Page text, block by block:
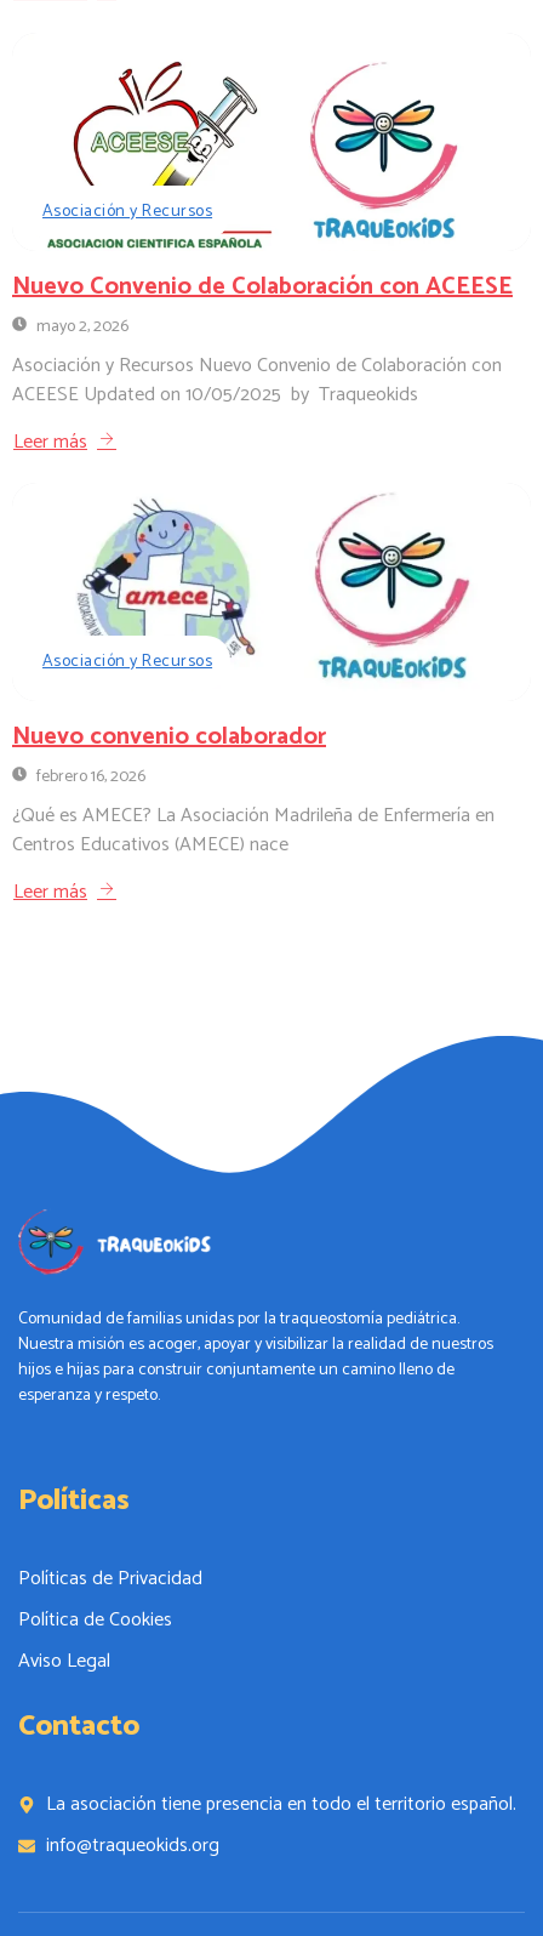
Asociación y Recursos
Nuevo Convenio de Colaboración con ACEESE
mayo 2, 2026
Asociación y Recursos Nuevo Convenio de Colaboración con
ACEESE Updated on 10/05/2025 by Traqueokids
Leer más
Asociación y Recursos
Nuevo convenio colaborador
febrero 16, 2026
¿Qué es AMECE? La Asociación Madrileña de Enfermería en
Centros Educativos (AMECE) nace
Leer más
Comunidad de familias unidas por la traqueostomía pediátrica.
Nuestra misión es acoger, apoyar y visibilizar la realidad de nuestros
hijos e hijas para construir conjuntamente un camino lleno de
esperanza y respeto.
Políticas
Políticas de Privacidad
Política de Cookies
Aviso Legal
Contacto
La asociación tiene presencia en todo el territorio español.
info@traqueokids.org